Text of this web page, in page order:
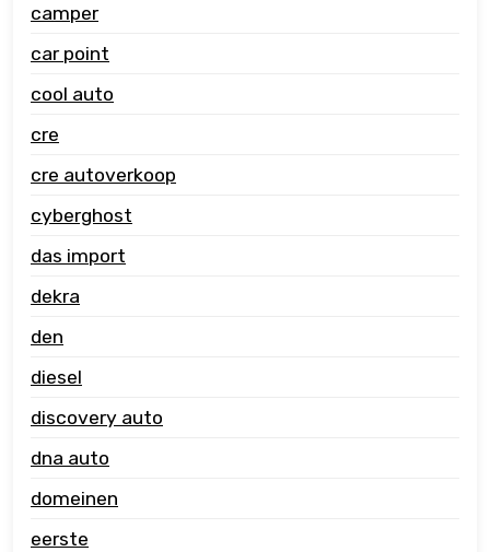
camper
car point
cool auto
cre
cre autoverkoop
cyberghost
das import
dekra
den
diesel
discovery auto
dna auto
domeinen
eerste